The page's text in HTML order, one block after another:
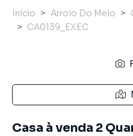
Início Arroio Do Meio
CA0139_EXEC
Casa à venda 2